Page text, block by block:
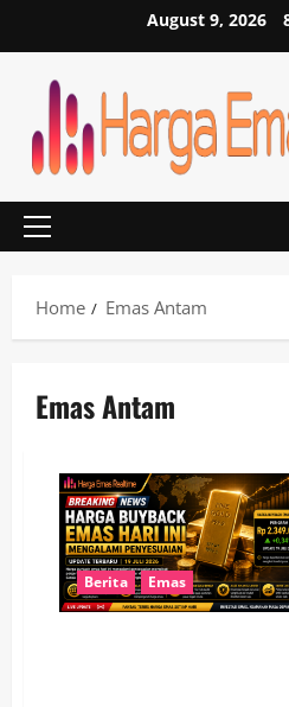
August 9, 2026
Primary
Home
Emas Antam
Emas Antam
Berita Emas